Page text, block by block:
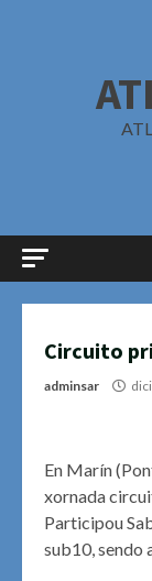
Circuito
adminsar
En Marín
xornada
Participou
sub10, sendo